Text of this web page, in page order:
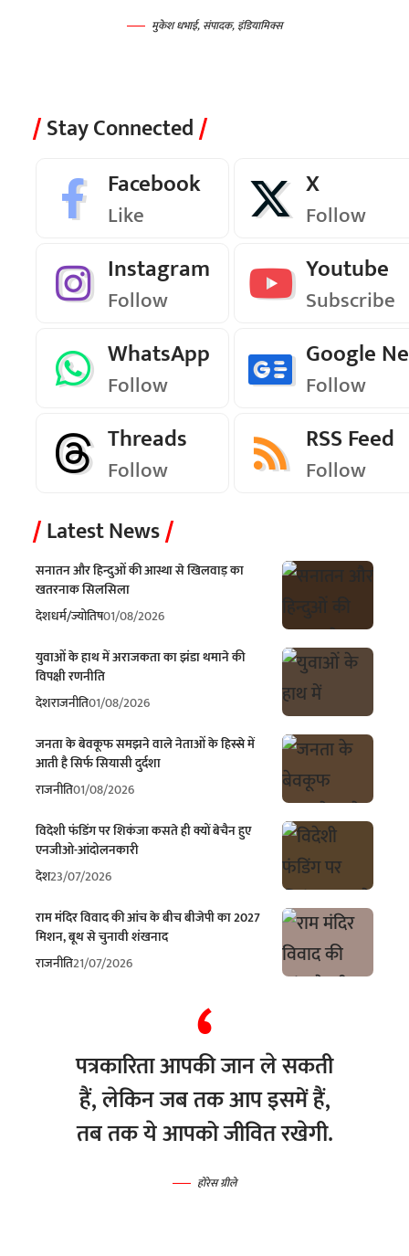
मुकेश धभाई, संपादक, इंडियामिक्स
Stay Connected
Facebook
Like
X
Follow
Instagram
Follow
Youtube
Subscribe
WhatsApp
Follow
Google
Follow
Threads
Follow
RSS Feed
Follow
Latest News
सनातन और हिन्दुओं की आस्था से खिलवाड़ का
खतरनाक सिलसिला
देशधर्म/ज्योतिष01/08/2026
युवाओं के हाथ में अराजकता का झंडा थमाने की
विपक्षी रणनीति
देशराजनीति01/08/2026
जनता के बेवकूफ समझने वाले नेताओं के हिस्से में
आती है सिर्फ सियासी दुर्दशा
राजनीति01/08/2026
विदेशी फंडिंग पर शिकंजा कसते ही क्यों बेचैन हुए
एनजीओ-आंदोलनकारी
देश23/07/2026
राम मंदिर विवाद की आंच के बीच बीजेपी का 2027
मिशन, बूथ से चुनावी शंखनाद
राजनीति21/07/2026
पत्रकारिता आपकी जान ले सकती
हैं, लेकिन जब तक आप इसमें हैं,
तब तक ये आपको जीवित रखेगी.
होरेस ग्रीले